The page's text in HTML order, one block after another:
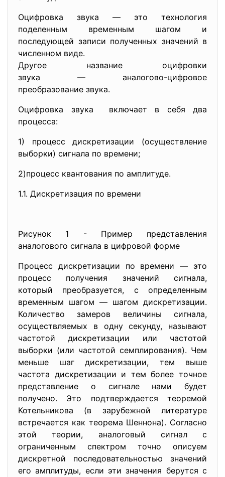
Оцифровка звука — это технология
поделенным временным шагом и
последующей записи полученных значений в
численном виде.
Другое название оцифровки
звука — аналогово-цифровое
преобразование звука.
Оцифровка звука включает в себя два
процесса:
1) процесс дискретизации (осуществление
выборки) сигнала по времени;
2)процесс квантования по амплитуде.
1.1. Дискретизация по времени
Рисунок 1 - Пример представления
аналогового сигнала в цифровой форме
Процесс дискретизации по времени — это
процесс получения значений сигнала,
который преобразуется, с определенным
временным шагом — шагом дискретизации.
Количество замеров величины сигнала,
осуществляемых в одну секунду, называют
частотой дискретизации или частотой
выборки (или частотой семплирования). Чем
меньше шаг дискретизации, тем выше
частота дискретизации и тем более точное
представление о сигнале нами будет
получено. Это подтверждается теоремой
Котельникова (в зарубежной литературе
встречается как теорема Шеннона). Согласно
этой теории, аналоговый сигнал с
ограниченным спектром точно описуем
дискретной последовательностью значений
его амплитуды, если эти значения берутся с